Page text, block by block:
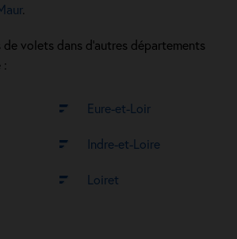
.
volets dans d’autres départements
Eure-et-Loir
Indre-et-Loire
Loiret